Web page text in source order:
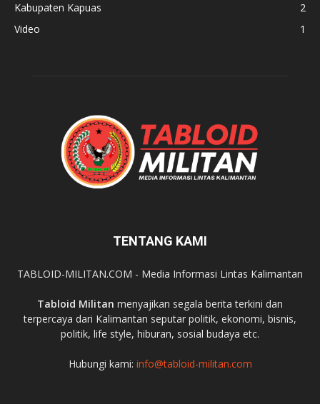
Kabupaten Kapuas
2
Video
1
TENTANG KAMI
TABLOID-MILITAN.COM - Media Informasi Lintas Kalimantan
Tabloid Militan menyajikan segala berita terkini dan
terpercaya dari Kalimantan seputar politik, ekonomi, bisnis,
politik, life style, hiburan, sosial budaya etc.
Hubungi kami: info@tabloid-militan.com